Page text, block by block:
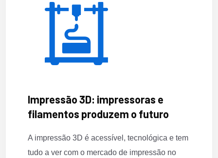
Impressão 3D: impressoras e
filamentos produzem o futuro
A impressão 3D é acessível, tecnológica e tem
tudo a ver com o mercado de impressão no